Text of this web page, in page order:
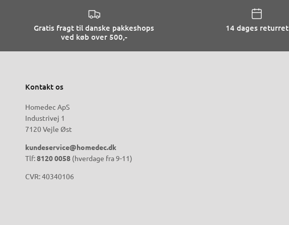
Gratis fragt til danske pakkeshops
ved køb over 500,-
14 dages returret
Kontakt os
Homedec ApS
Industrivej 1
7120 Vejle Øst
kundeservice@homedec.dk
Tlf:8120 0058 (hverdage fra 9-11)
CVR: 40340106